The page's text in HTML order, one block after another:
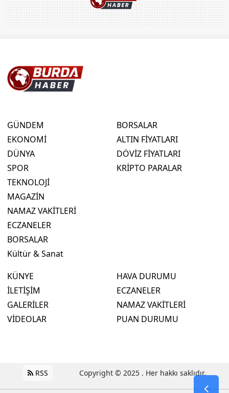
GÜNDEM
EKONOMİ
DÜNYA
SPOR
TEKNOLOJİ
MAGAZİN
NAMAZ VAKİTLERİ
ECZANELER
BORSALAR
Kültür & Sanat
BORSALAR
ALTIN FİYATLARI
DÖVİZ FİYATLARI
KRİPTO PARALAR
KÜNYE
İLETİŞİM
GALERİLER
VİDEOLAR
HAVA DURUMU
ECZANELER
NAMAZ VAKİTLERİ
PUAN DURUMU
RSS Copyright © 2025 . Her hakkı saklıdır.